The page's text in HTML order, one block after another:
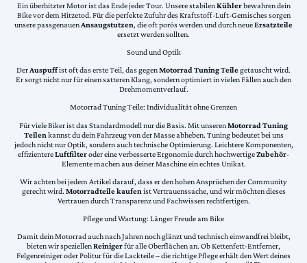
Ein überhitzter Motor ist das Ende jeder Tour. Unsere stabilenKühlerbewahren dein
Bike vor dem Hitzetod. Für die perfekte Zufuhr des Kraftstoff-Luft-Gemisches sorgen
unsere passgenauenAnsaugstutzen, die oft porös werden und durch neueErsatzteile
ersetzt werden sollten.
Sound und Optik
DerAuspuffist oft das erste Teil, das gegenMotorrad Tuning Teilegetauscht wird.
Er sorgt nicht nur für einen satteren Klang, sondern optimiert in vielen Fällen auch den
Drehmomentverlauf.
Motorrad Tuning Teile: Individualität ohne Grenzen
Für viele Biker ist das Standardmodell nur die Basis. Mit unserenMotorrad Tuning
Teilen kannst du dein Fahrzeug von der Masse abheben. Tuning bedeutet bei uns
jedoch nicht nur Optik, sondern auch technische Optimierung. Leichtere Komponenten,
effizientereLuftfilteroder eine verbesserte Ergonomie durch hochwertigeZubehör-
Elemente machen aus deiner Maschine ein echtes Unikat.
Wir achten bei jedem Artikel darauf, dass er den hohen Ansprüchen der Community
gerecht wird. Motorradteile kaufen ist Vertrauenssache, und wir möchten dieses
Vertrauen durch Transparenz und Fachwissen rechtfertigen.
Pflege und Wartung: Länger Freude am Bike
Damit dein Motorrad auch nach Jahren noch glänzt und technisch einwandfrei bleibt,
bieten wir speziellenReinigerfür alle Oberflächen an. Ob Kettenfett-Entferner,
Felgenreiniger oder Politur für die Lackteile – die richtige Pflege erhält den Wert deines